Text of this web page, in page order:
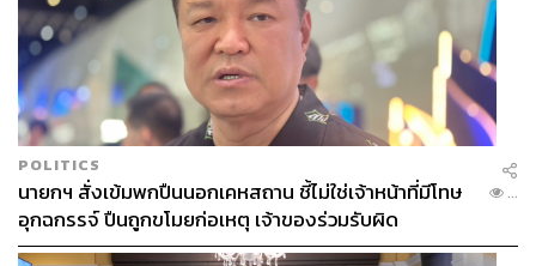
TAGS: จิตอาสา กองทัพบก
นักศึกษาวิชาทหาร
เจริญชัย หินเธาว์
POLITICS
นายกฯ สั่งเข้มพกปืนนอกเคหสถาน ชี้ไม่ใช่เจ้าหน้าที่มีโทษ
อุกฉกรรจ์ ปืนถูกขโมยก่อเหตุ เจ้าของร่วมรับผิด
...